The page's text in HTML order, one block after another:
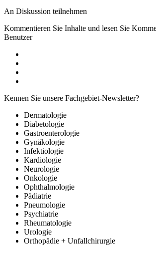
An Diskussion teilnehmen
Kommentieren Sie Inhalte und lesen Sie
Benutzer
Kennen Sie unsere Fachgebiet-Newsletter?
Dermatologie
Diabetologie
Gastroenterologie
Gynäkologie
Infektiologie
Kardiologie
Neurologie
Onkologie
Ophthalmologie
Pädiatrie
Pneumologie
Psychiatrie
Rheumatologie
Urologie
Orthopädie + Unfallchirurgie